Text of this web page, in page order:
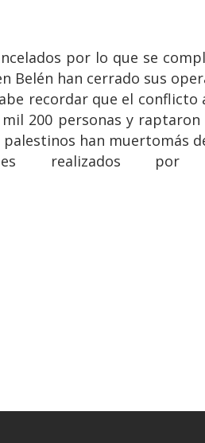
por lo que se
Belén han cerrado sus
recordar que el conflicto
200 personas y
han muertomás
realizados por